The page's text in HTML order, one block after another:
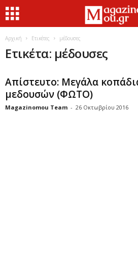
Αρχική Ετικέτες μέδουσες
Ετικέτα: μέδουσες
Απίστευτο: Μεγάλα
μεδουσών (ΦΩΤΟ)
Magazinomou Team - 26 Οκτωβρίου 2016